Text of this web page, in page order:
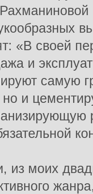
Рахманиновой
«В своей
и
самую
но и
из моих